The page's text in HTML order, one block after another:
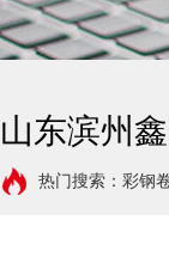
山东滨州
热门搜索：彩钢